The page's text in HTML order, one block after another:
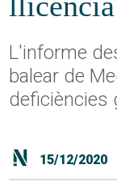
L'informe
balear de
deficiències
15/12/2020